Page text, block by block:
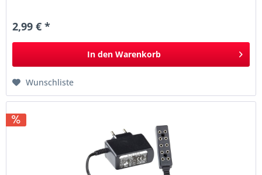
2,99 € *
In den Warenkorb
Wunschliste